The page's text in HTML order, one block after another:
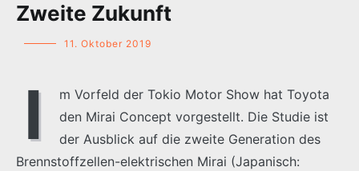
Zweite Zukunft
11. Oktober 2019
I
m Vorfeld der Tokio Motor Show hat Toyota
den Mirai Concept vorgestellt. Die Studie ist
der Ausblick auf die zweite Generation des
Brennstoffzellen-elektrischen Mirai (Japanisch: